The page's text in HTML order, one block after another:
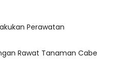
Perawatan
Rawat Tanaman Cabe